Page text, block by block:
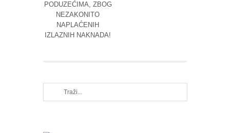
PODUZEĆIMA, ZBOG
NEZAKONITO
NAPLAĆENIH
IZLAZNIH NAKNADA!